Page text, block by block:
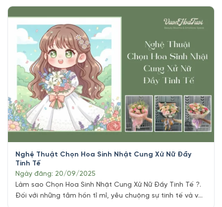
lửa nhiệt huyết và chiều sâu nội tâm hiếm có, một món
quà được chọn lọc kỹ lưỡng, phù hợp [...]
Nghệ Thuật Chọn Hoa Sinh Nhật Cung Xử Nữ Đầy
Tinh Tế
Ngày đăng: 20/09/2025
Làm sao Chọn Hoa Sinh Nhật Cung Xử Nữ Đầy Tinh Tế ?.
Đối với những tâm hồn tỉ mỉ, yêu chuộng sự tinh tế và vẻ